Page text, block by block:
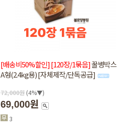
[배송비50%할인][120장/1묶음]꿀병박스
A형(2.4kg용) [자체제작/단독공급]
72,000원 (4%▼)
69,000원
3